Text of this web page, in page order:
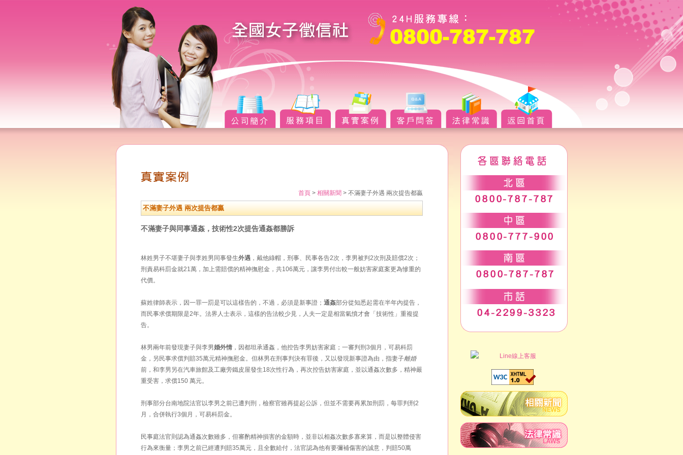
首頁 > 相關新聞 > 不滿妻子外遇 兩次提告都贏
不滿妻子外遇 兩次提告都贏
不滿妻子與同事通姦，技術性2次提告通姦都勝訴
林姓男子不堪妻子與李姓男同事發生外遇 ，戴他綠帽，刑事、民事各告2次，李男被判2次刑及賠償2次；
刑責易科罰金就21萬，加上需賠償的精神撫慰金，共106萬元，讓李男付出較一般妨害家庭案更為慘重的
代價。
蘇姓律師表示，因一罪一罰是可以這樣告的，不過，必須是新事證； 通姦部分從知悉起需在半年內提告，
而民事求償期限是2年。法界人士表示，這樣的告法較少見，人夫一定是相當氣憤才會「技術性」重複提
告。
林男兩年前發現妻子與李男婚外情 ，因都坦承通姦，他控告李男妨害家庭；一審判刑3個月，可易科罰
金，另民事求償判賠35萬元精神撫慰金。但林男在刑事判決有罪後，又以發現新事證為由，指妻子離婚
前，和李男另在汽車旅館及工廠旁鐵皮屋發生18次性行為，再次控告妨害家庭，並以通姦次數多，精神嚴
重受害，求償150 萬元。
刑事部分台南地院法官以李男之前已遭判刑，檢察官雖再提起公訴，但並不需要再累加刑罰，每罪判刑2
月，合併執行3個月，可易科罰金。
民事庭法官則認為通姦次數雖多，但審酌精神損害的金額時，並非以相姦次數多寡來算，而是以整體侵害
行為來衡量；李男之前已經遭判賠35萬元，且全數給付，法官認為他有要彌補傷害的誠意，判賠50萬